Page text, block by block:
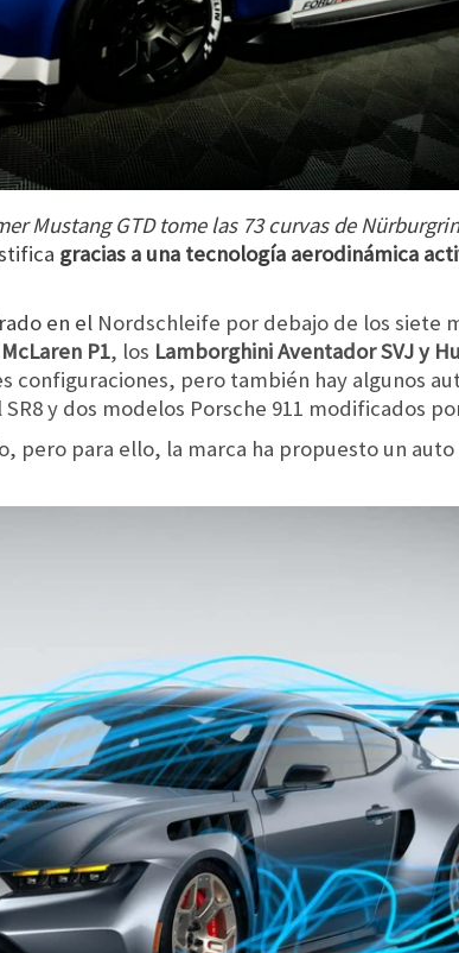
Mustang GTD tome las 73 curvas de
gracias a una tecnología aerodinámica
en el Nordschleife por debajo de los siete
McLaren P1, los Lamborghini Aventador SVJ y
configuraciones, pero también hay algunos
y dos modelos Porsche 911 modificados
pero para ello, la marca ha propuesto un